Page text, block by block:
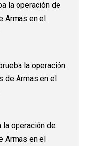
la operación de
Armas en el
la operación
de Armas en el
la operación de
Armas en el